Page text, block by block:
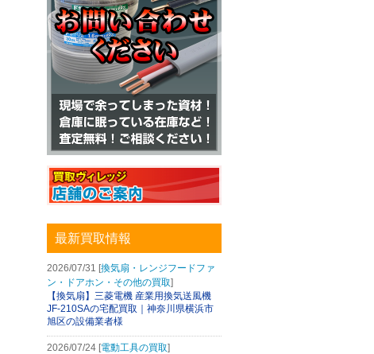
最新買取情報
2026/07/31 [換気扇・レンジフードファ
ン・ドアホン・その他の買取]
【換気扇】三菱電機 産業用換気送風機
JF-210SAの宅配買取｜神奈川県横浜市
旭区の設備業者様
2026/07/24 [電動工具の買取]